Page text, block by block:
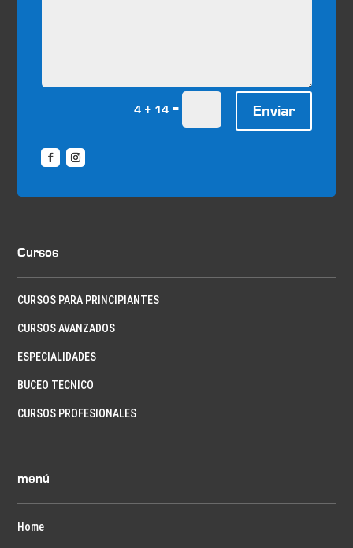
4 + 14= Enviar
Cursos
CURSOS PARA PRINCIPIANTES
CURSOS AVANZADOS
ESPECIALIDADES
BUCEO TECNICO
CURSOS PROFESIONALES
menú
Home